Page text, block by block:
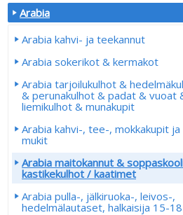
Arabia
Arabia kahvi- ja teekannut
Arabia sokerikot & kermakot
Arabia tarjoilukulhot &
& perunakulhot & padat & vuoat
liemikulhot & munakupit
Arabia kahvi-, tee-, mokkakupit ja
mukit
Arabia maitokannut &
kastikekulhot / kaatimet
Arabia pulla-, jälkiruoka-, leivos-,
hedelmälautaset, halkaisija 15-